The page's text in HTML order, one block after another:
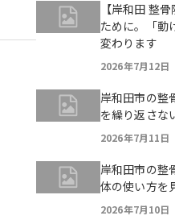
【岸和田 整
ために。「動
変わります
2026年7月12日
岸和田市の整
を繰り返さな
2026年7月11日
岸和田市の整
体の使い方を
2026年7月10日